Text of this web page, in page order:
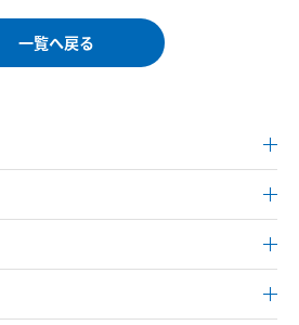
一覧へ戻る